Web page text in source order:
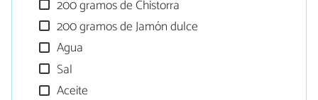
200 gramos de Chistorra
200 gramos de Jamón dulce
Agua
Sal
Aceite